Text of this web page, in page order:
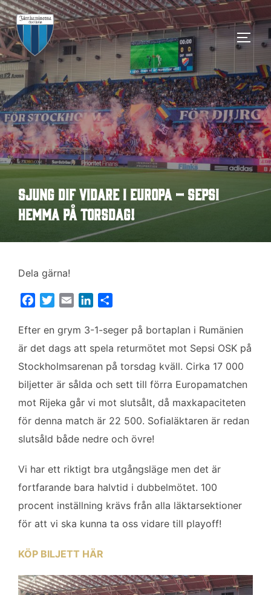
Hoppa
till
innehåll
SLÅ
Sjung DIF vidare i Europa – Sepsi
hemma på torsdag!
Dela gärna!
c
e
o
o
k
t
e
r
a
i
n
k
e
d
n
l
a
Efter en grym 3-1-seger på bortaplan i Rumänien
är det dags att spela returmötet mot Sepsi OSK på
Stockholmsarenan på torsdag kväll. Cirka 17 000
biljetter är sålda och sett till förra Europamatchen
mot Rijeka går vi mot slutsålt, då maxkapaciteten
för denna match är 22 500. Sofialäktaren är redan
slutsåld både nedre och övre!
Vi har ett riktigt bra utgångsläge men det är
fortfarande bara halvtid i dubbelmötet. 100
procent inställning krävs från alla läktarsektioner
för att vi ska kunna ta oss vidare till playoff!
KÖP BILJETT HÄR